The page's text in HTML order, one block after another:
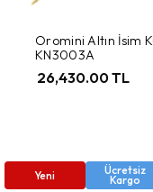
Oromini Altın İsim
KN3003A
26,430.00 TL
Yeni Ücretsiz
Kargo